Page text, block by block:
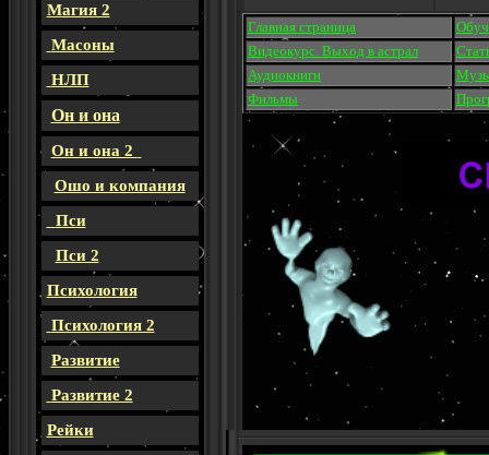
Магия 2
Масоны
НЛП
Он и она
Он и она 2
Ошо и компания
Пси
Пси 2
Психология
Психология 2
Развитие
Развитие 2
Рейки
Главная страница
Видеокурс. Выход в астрал
Аудиокниги
Фильмы